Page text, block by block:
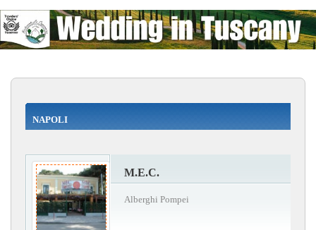
NAPOLI
M.E.C.
Alberghi Pompei